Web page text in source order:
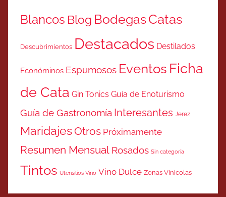
Blancos Blog BodegasCatas
Descubrimientos Destacados Destilados
Económinos Espumosos Eventos Ficha
de Cata Gin Tonics Guía de Enoturismo
Guía de Gastronomía Interesantes Jerez
MaridajesOtros Próximamente
Resumen Mensual Rosados Sin categoría
Tintos Utensilios Vino Vino Dulce Zonas Vinicolas